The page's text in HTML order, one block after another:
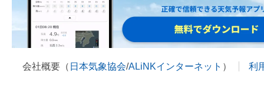
会社概要（ 日本気象協会/ALiNKインターネット ） 利